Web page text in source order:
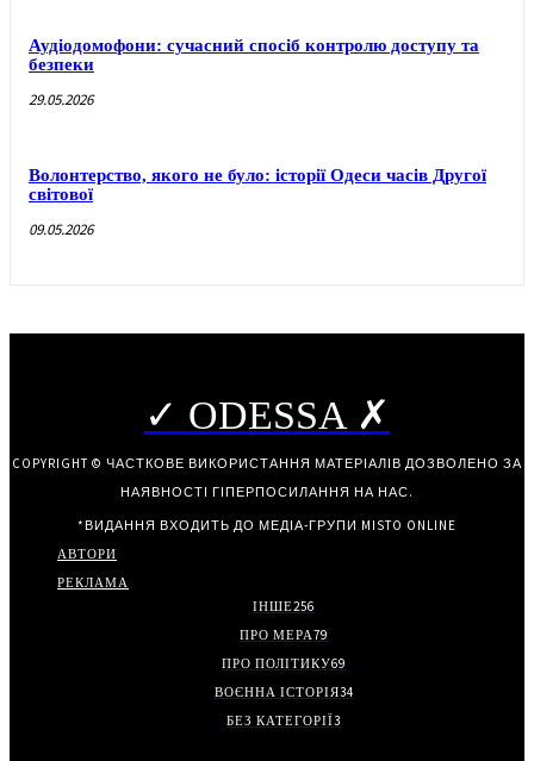
Аудіодомофони: сучасний спосіб контролю доступу та
безпеки
29.05.2026
Волонтерство, якого не було: історії Одеси часів Другої
світової
09.05.2026
✓ ODESSA ✗
COPYRIGHT © ЧАСТКОВЕ ВИКОРИСТАННЯ МАТЕРІАЛІВ ДОЗВОЛЕНО ЗА
НАЯВНОСТІ ГІПЕРПОСИЛАННЯ НА НАС.
*ВИДАННЯ ВХОДИТЬ ДО МЕДІА-ГРУПИ MISTO ONLINE
АВТОРИ
РЕКЛАМА
ІНШЕ256
ПРО МЕРА79
ПРО ПОЛІТИКУ69
ВОЄННА ІСТОРІЯ34
БЕЗ КАТЕГОРІЇ3